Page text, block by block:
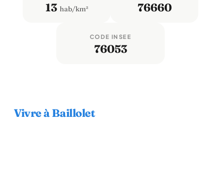
13 hab/km² 76660
CODE INSEE
76053
Vivre à Baillolet